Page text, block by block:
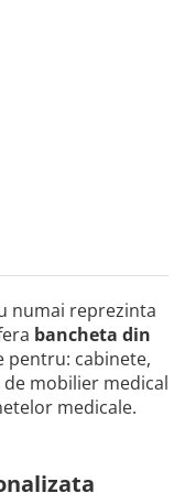
numai reprezinta
bancheta din
pentru: cabinete,
mobilier medical
medicale.